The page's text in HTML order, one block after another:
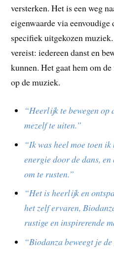
versterken. Het is een weg
eigenwaarde via eenvoudige
specifiek uitgekozen
vereist: iedereen danst en
kunnen. Het gaat hem om
op de muziek.
“Heerlijk te bewegen op
mezelf te uiten.”
“Ik was heel moe toen
energie door de dans,
om te rusten.”
“Het is heerlijk en
het zelf ervaren,
rustige en inspirerende
“Biodanza beweegt je